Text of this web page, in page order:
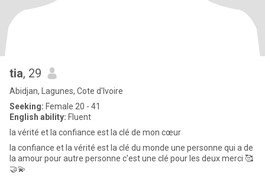
tia, 29
Abidjan, Lagunes, Cote d'Ivoire
Seeking: Female 20 - 41
English ability: Fluent
la vérité et la confiance est la clé de mon cœur
la confiance et la vérité est la clé du monde une personne qui a de
la amour pour autre personne c'est une clé pour les deux merci 🥰
🤝💫